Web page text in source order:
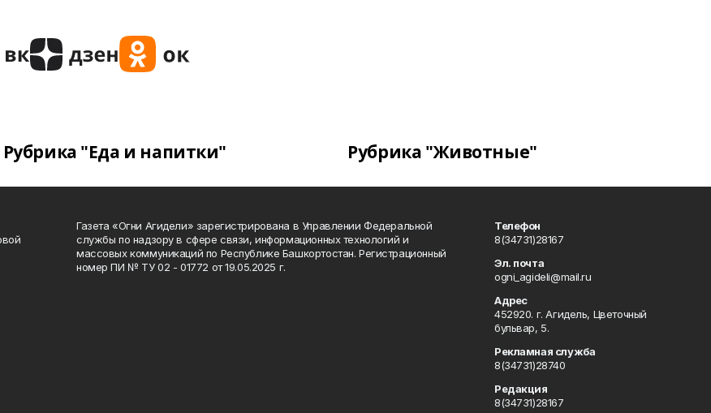
Рубрика "Еда и напитки" Рубрика "Животные"
Газета «Огни Агидели» зарегистрирована в Управлении Федеральной
службы по надзору в сфере связи, информационных технологий и
массовых коммуникаций по Республике Башкортостан. Регистрационный
номер ПИ № ТУ 02 - 01772 от 19.05.2025 г.
Телефон
8(34731)28167
Эл. почта
ogni_agideli@mail.ru
Адрес
452920. г. Агидель, Цветочный
бульвар, 5.
Рекламная служба
8(34731)28740
Редакция
8(34731)28167